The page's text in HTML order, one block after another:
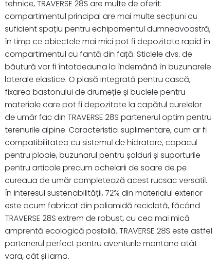
tehnice, TRAVERSE 28S are multe de oferit:
compartimentul principal are mai multe secțiuni cu
suficient spațiu pentru echipamentul dumneavoastră,
în timp ce obiectele mai mici pot fi depozitate rapid în
compartimentul cu fantă din față. Sticlele dvs. de
băutură vor fi întotdeauna la îndemână în buzunarele
laterale elastice. O plasă integrată pentru cască,
fixarea bastonului de drumeție și buclele pentru
materiale care pot fi depozitate la capătul curelelor
de umăr fac din TRAVERSE 28S partenerul optim pentru
terenurile alpine. Caracteristici suplimentare, cum ar fi
compatibilitatea cu sistemul de hidratare, capacul
pentru ploaie, buzunarul pentru șolduri și suporturile
pentru articole precum ochelarii de soare de pe
cureaua de umăr completează acest rucsac versatil.
În interesul sustenabilității, 72% din materialul exterior
este acum fabricat din poliamidă reciclată, făcând
TRAVERSE 28S extrem de robust, cu cea mai mică
amprentă ecologică posibilă. TRAVERSE 28S este astfel
partenerul perfect pentru aventurile montane atât
vara, cât și iarna.